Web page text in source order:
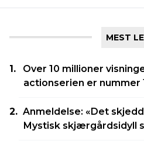
MEST
Over 10 millioner
actionserien er nummer
Anmeldelse: «Det
Mystisk skjærgårdsidyll